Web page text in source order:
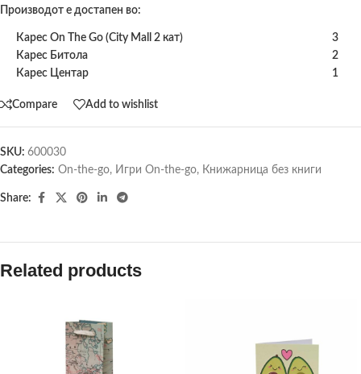
Производот е достапен во:
Карес On The Go (City Mall 2 кат)
3
Карес Битола
2
Карес Центар
1
Compare Add to wishlist
SKU: 600030
Categories: On-the-go, Игри On-the-go, Книжарница без книги
Share:
Related products